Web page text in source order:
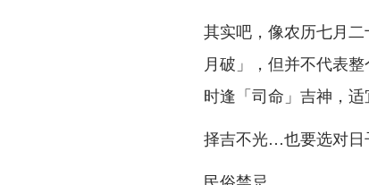
其实吧，像农历七月
月破」，但并不代表
时逢「司命」吉神，
择吉不光…也要选对日